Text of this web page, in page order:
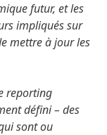
futur, et les
impliqués sur
mettre à jour les
reporting
défini – des
sont ou